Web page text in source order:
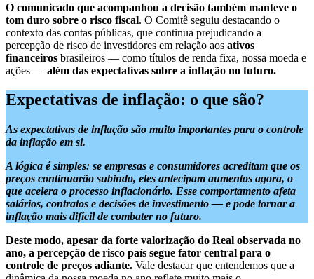
O comunicado que acompanhou a decisão também manteve o
tom duro sobre o risco fiscal. O Comitê seguiu destacando o
contexto das contas públicas, que continua prejudicando a
percepção de risco de investidores em relação aos ativos
financeiros brasileiros — como títulos de renda fixa, nossa moeda e
ações — além das expectativas sobre a inflação no futuro.
Expectativas de inflação: o que são?
As expectativas de inflação são muito importantes para o controle
da inflação em si.
A lógica é simples: se empresas e consumidores acreditam que os
preços continuarão subindo, eles antecipam aumentos agora, o
que acelera o processo inflacionário. Esse comportamento afeta
salários, contratos e decisões de investimento — e pode tornar a
inflação mais difícil de combater no futuro.
Deste modo, apesar da forte valorização do Real observada no
ano, a percepção de risco país segue fator central para o
controle de preços adiante. Vale destacar que entendemos que a